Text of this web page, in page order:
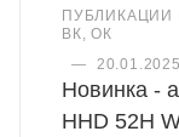
ПУБЛИКАЦИИ
ВК, ОК
—
20.01.2025
Новинка -
HHD 52H